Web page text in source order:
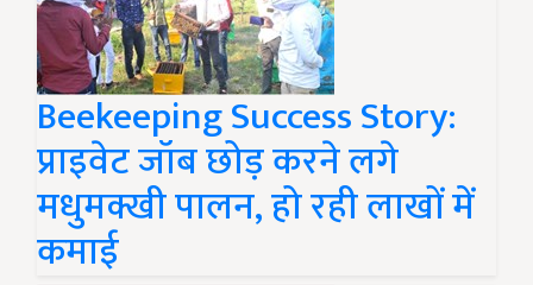
Beekeeping Success Story:
प्राइवेट जॉब छोड़ करने लगे
मधुमक्खी पालन, हो रही लाखों में
कमाई